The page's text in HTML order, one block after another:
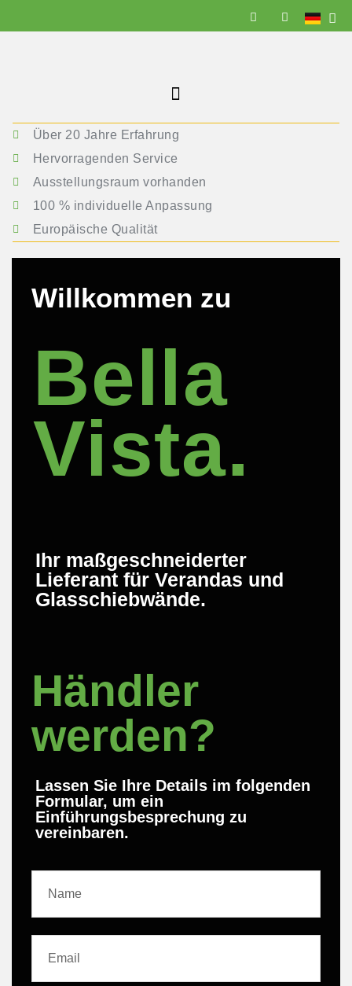
Über 20 Jahre Erfahrung
Hervorragenden Service
Ausstellungsraum vorhanden
100 % individuelle Anpassung
Europäische Qualität
Händler
werden?
Lassen Sie Ihre Details im folgenden
Formular, um ein
Einführungsbesprechung zu
vereinbaren.
Willkommen zu
Bella
Vista.
Ihr maßgeschneiderter
Lieferant für Verandas und
Glasschiebwände. ​